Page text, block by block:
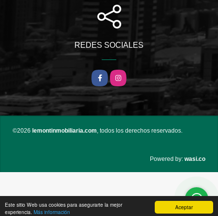
Aceptar
Este sitio Web usa cookies para asegurarte la mejor
experiencia. Más información
REDES SOCIALES
Facebook
Instagram
©2026 lemontinmobiliaria.com, todos los derechos reservados.
Powered by: wasi.co